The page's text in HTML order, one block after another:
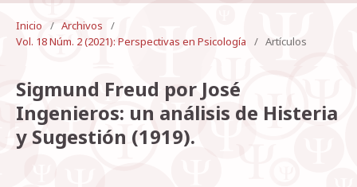
Inicio / Archivos
/
Vol. 18 Núm. 2 (2021): Perspectivas en Psicología
/ Artículos
Sigmund Freud por José
Ingenieros: un análisis de Histeria
y Sugestión (1919).